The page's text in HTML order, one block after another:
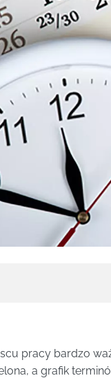
pracy bardzo
a grafik